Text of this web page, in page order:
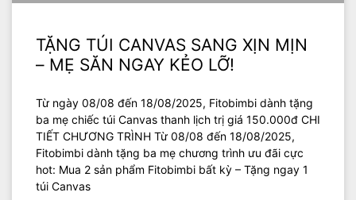
TẶNG TÚI CANVAS SANG XỊN MỊN
– MẸ SĂN NGAY KẺO LỠ!
Từ ngày 08/08 đến 18/08/2025, Fitobimbi dành tặng
ba mẹ chiếc túi Canvas thanh lịch trị giá 150.000đ CHI
TIẾT CHƯƠNG TRÌNH Từ 08/08 đến 18/08/2025,
Fitobimbi dành tặng ba mẹ chương trình ưu đãi cực
hot: Mua 2 sản phẩm Fitobimbi bất kỳ – Tặng ngay 1
túi Canvas